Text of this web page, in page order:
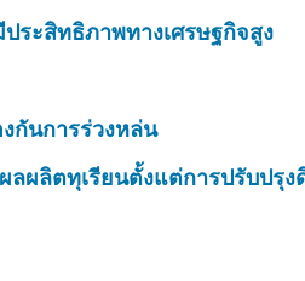
ระสิทธิภาพทางเศรษฐกิจสูง
กันการร่วงหล่น
ลผลิตทุเรียนตั้งแต่การปรับปรุ